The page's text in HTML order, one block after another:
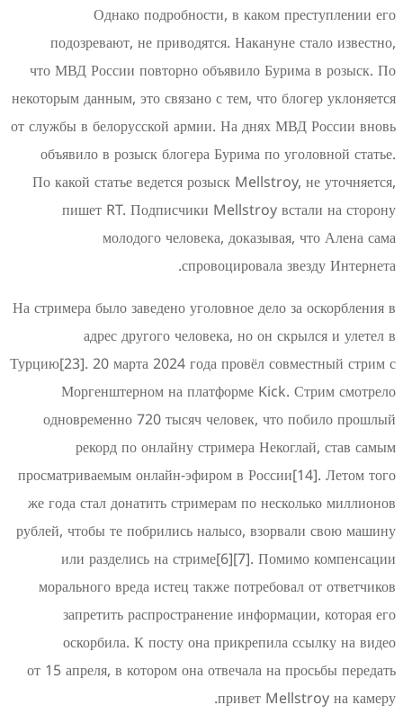
Однако подробности, в каком
подозревают, не приводятся. Накануне
что МВД России повторно объявило
некоторым данным, это связано с тем, что
от службы в белорусской армии. На днях
объявило в розыск блогера Бурима по
По какой статье ведется розыск
пишет RT. Подписчики Mellstroy
молодого человека,
спровоцировала
На стримера было заведено уголовное дело
адрес другого человека, но он
Турцию[23]. 20 марта 2024 года провёл
Моргенштерном на платформе Kick.
одновременно 720 тысяч человек, что
рекорд по онлайну стримера
просматриваемым онлайн-эфиром в
же года стал донатить стримерам по
рублей, чтобы те побрились налысо,
или разделись на стриме[6][7].
морального вреда истец также
запретить распространение
оскорбила. К посту она прикрепила
от 15 апреля, в котором она отвечала на
привет